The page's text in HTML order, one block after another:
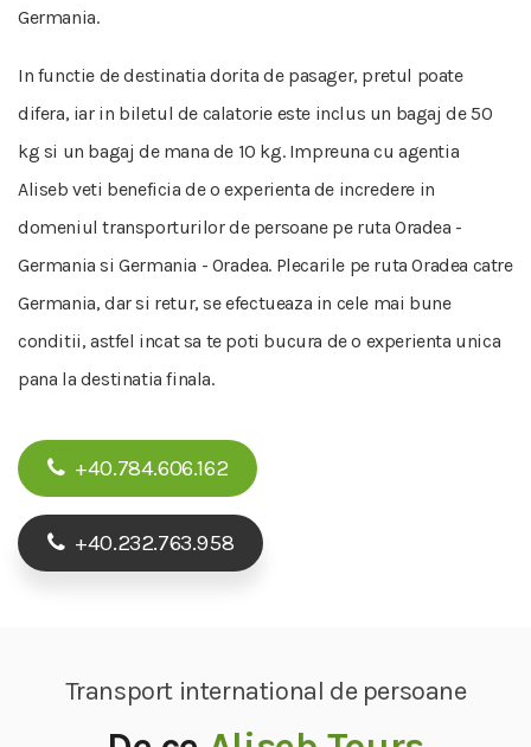
Germania.
In functie de destinatia dorita de pasager, pretul poate
difera, iar in biletul de calatorie este inclus un bagaj de 50
kg si un bagaj de mana de 10 kg. Impreuna cu agentia
Aliseb veti beneficia de o experienta de incredere in
domeniul transporturilor de persoane pe ruta Oradea -
Germania si Germania - Oradea. Plecarile pe ruta Oradea catre
Germania, dar si retur, se efectueaza in cele mai bune
conditii, astfel incat sa te poti bucura de o experienta unica
pana la destinatia finala.
+40.784.606.162
+40.232.763.958
Transport international de persoane